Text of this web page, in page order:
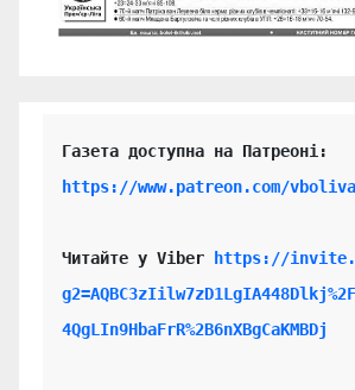
https://www.patreon.com/
Читайте у Viber
https://
4QgLIn9HbaFrR%2B6nXBgCaKMBDj